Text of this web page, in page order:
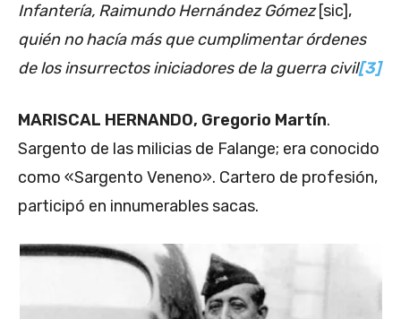
Infantería, Raimundo Hernández Gómez[sic],
quién no hacía más que cumplimentar órdenes
de los insurrectos iniciadores de la guerra civil[3]
MARISCAL HERNANDO, Gregorio Martín.
Sargento de las milicias de Falange; era conocido
como «Sargento Veneno». Cartero de profesión,
participó en innumerables sacas.